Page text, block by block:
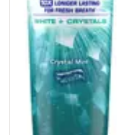
försiktigt i 1 minut, upp
barn 6-12 år högst en
** Reparerar känsliga
användning 2x per
på en mjuk tandborste
delar av tänderna.